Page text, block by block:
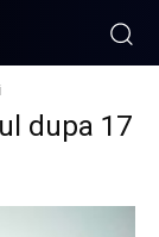
dupa 17